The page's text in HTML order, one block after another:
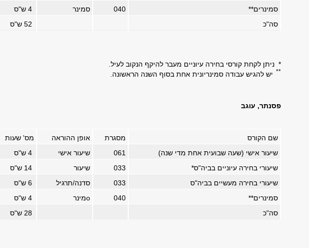
סמינרים**
040 סמינר 4 ש"ס
סה"כ
52 ש"ס
* ניתן לקחת קורסי בחירה עיוניים מעבר להיקף הנקוב לעיל.
** יש להגיש עבודה סמינריונית אחת בסוף השנה הראשונה.
פסנתר, עוגב
שם הקורס מסגרת אופן ההוראה
מס' שעות
שיעור אישי (שעה שבועית אחת מדי שנה)
061 שיעור אישי 4 ש"ס
שיעורי בחירה עיוניים בביה"ס*
033 שיעור 14 ש"ס
שיעורי בחירה מעשיים בביה"ס
033 סדנה/תרגיל 6 ש"ס
סמינרים**
040
oמינר 4 ש"ס
סה"כ
28 ש"ס